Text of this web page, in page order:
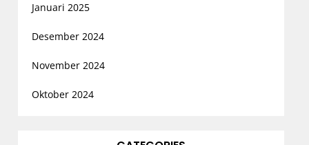
Januari 2025
Desember 2024
November 2024
Oktober 2024